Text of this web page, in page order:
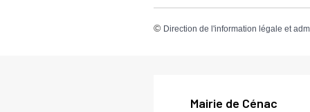
© Direction de l'information légale et
Mairie de Cénac